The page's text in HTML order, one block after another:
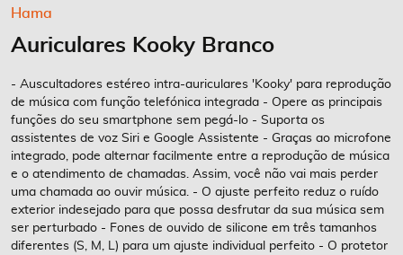
o
da
Galeria
de
imagens
Hama
Auriculares Kooky Branco
- Auscultadores estéreo intra-auriculares 'Kooky' para reprodução
de música com função telefónica integrada - Opere as principais
funções do seu smartphone sem pegá-lo - Suporta os
assistentes de voz Siri e Google Assistente - Graças ao microfone
integrado, pode alternar facilmente entre a reprodução de música
e o atendimento de chamadas. Assim, você não vai mais perder
uma chamada ao ouvir música. - O ajuste perfeito reduz o ruído
exterior indesejado para que possa desfrutar da sua música sem
ser perturbado - Fones de ouvido de silicone em três tamanhos
diferentes (S, M, L) para um ajuste individual perfeito - O protetor